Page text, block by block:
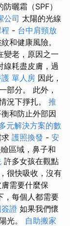
曬霜（SPF）
公司 太陽的光線
- 台中肩頸放
和健康風險。
變老，原因之一
線耗盡皮膚，過
單人房 因此，
部分。 此外，
況下掙扎。 推
和防止外部因
元解決方案的數
護照換發 - 安
區域，鼻子和
許多女孩在觀點
很快吸收，沒有
需要什麼保
，每個人都需要
證 如果我們懷
光。 自助搬家